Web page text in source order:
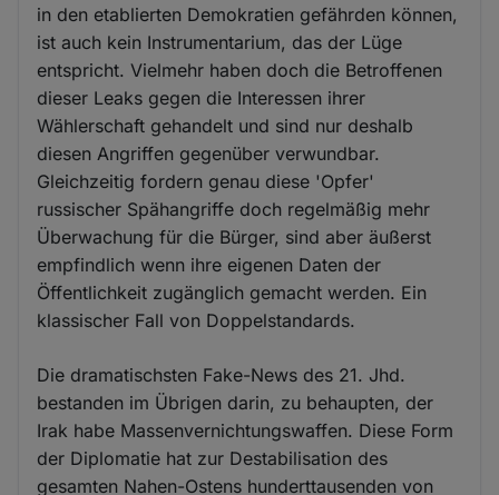
in den etablierten Demokratien gefährden können,
ist auch kein Instrumentarium, das der Lüge
entspricht. Vielmehr haben doch die Betroffenen
dieser Leaks gegen die Interessen ihrer
Wählerschaft gehandelt und sind nur deshalb
diesen Angriffen gegenüber verwundbar.
Gleichzeitig fordern genau diese 'Opfer'
russischer Spähangriffe doch regelmäßig mehr
Überwachung für die Bürger, sind aber äußerst
empfindlich wenn ihre eigenen Daten der
Öffentlichkeit zugänglich gemacht werden. Ein
klassischer Fall von Doppelstandards.
Die dramatischsten Fake-News des 21. Jhd.
bestanden im Übrigen darin, zu behaupten, der
Irak habe Massenvernichtungswaffen. Diese Form
der Diplomatie hat zur Destabilisation des
gesamten Nahen-Ostens hunderttausenden von